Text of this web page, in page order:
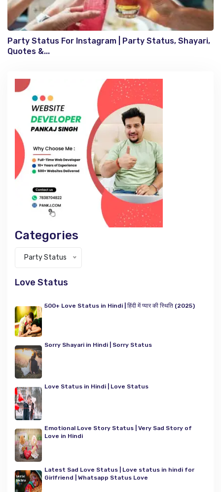
Party Status For Instagram | Party Status, Shayari,
Quotes &...
Categories
Categories
Party Status
Love Status
500+ Love Status in Hindi | हिंदी में प्यार की स्थिति (2025)
Sorry Shayari in Hindi | Sorry Status
Love Status in Hindi | Love Status
Emotional Love Story Status | Very Sad Story of
Love in Hindi
Latest Sad Love Status | Love status in hindi for
Girlfriend | Whatsapp Status Love